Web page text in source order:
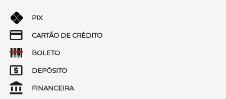
PIX
CARTÃO DE CRÉDITO
BOLETO
DEPÓSITO
FINANCEIRA